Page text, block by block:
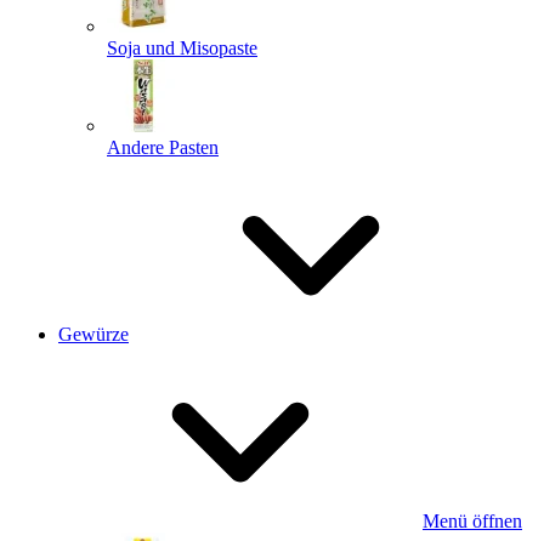
Soja und Misopaste
Andere Pasten
Gewürze
Menü öffnen